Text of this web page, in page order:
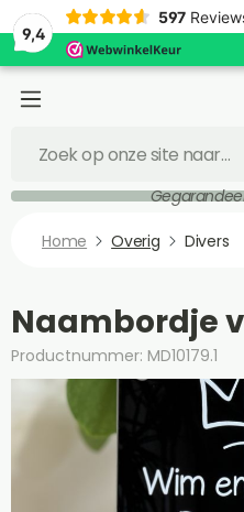
9,4
597
Home Overig Divers
Naambordje
Productnummer: MD10179.1